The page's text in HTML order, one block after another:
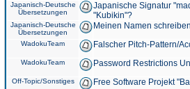
Japanisch-Deutsche
Übersetzungen
Japanische Signatur
"Kubikin"?
Japanisch-Deutsche
Übersetzungen
Meinen Namen schreiben
WadokuTeam Falscher Pitch-Pattern/
WadokuTeam Password Restrictions
Off-Topic/Sonstiges Free Software Projekt